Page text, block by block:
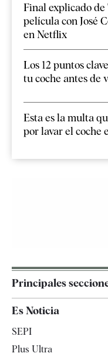
Final explicado de
película con José
en Netflix
Los 12 puntos
tu coche antes de
Esta es la multa
por lavar el coche
Principales
España
Es Noticia
SEPI
Plus Ultra